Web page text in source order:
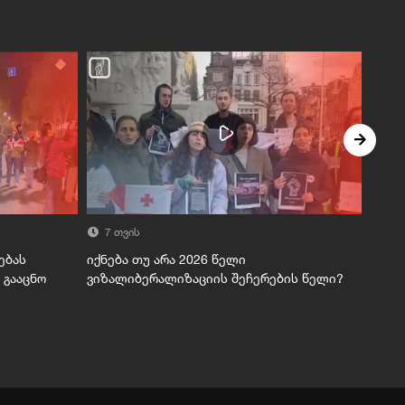
7 თვის
იქნება თუ არა 2026 წელი
ვიზალიბერალიზაციის შეჩერების წელი?